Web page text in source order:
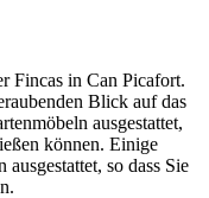
Fincas in Can Picafort.
Blick auf das
ausgestattet,
können. Einige
so dass Sie